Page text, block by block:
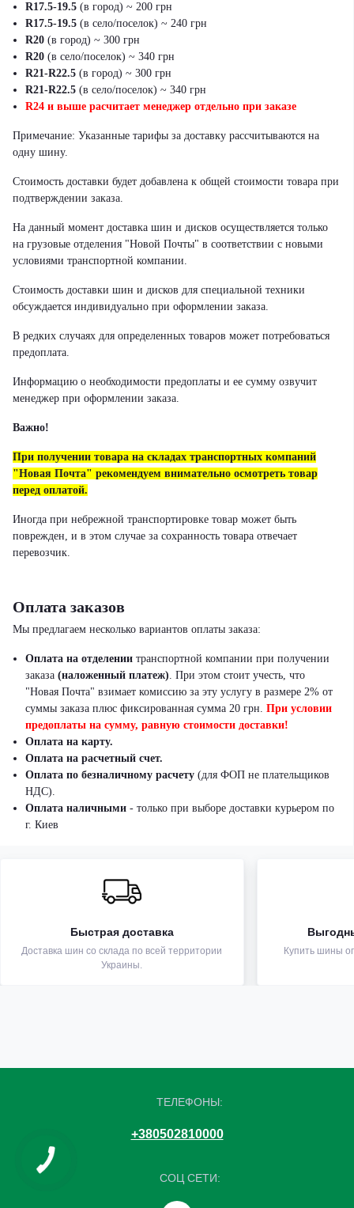
R17.5-19.5 (в город) ~ 200 грн
R17.5-19.5 (в село/поселок) ~ 240 грн
R20 (в город) ~ 300 грн
R20 (в село/поселок) ~ 340 грн
R21-R22.5 (в город) ~ 300 грн
R21-R22.5 (в село/поселок) ~ 340 грн
R24 и выше расчитает менеджер отдельно при заказе
Примечание: Указанные тарифы за доставку рассчитываются на
одну шину.
Стоимость доставки будет добавлена к общей стоимости товара при
подтверждении заказа.
На данный момент доставка шин и дисков осуществляется только
на грузовые отделения "Новой Почты" в соответствии с новыми
условиями транспортной компании.
Стоимость доставки шин и дисков для специальной техники
обсуждается индивидуально при оформлении заказа.
В редких случаях для определенных товаров может потребоваться
предоплата.
Информацию о необходимости предоплаты и ее сумму озвучит
менеджер при оформлении заказа.
Важно!
При получении товара на складах транспортных компаний
"Новая Почта" рекомендуем внимательно осмотреть товар
перед оплатой.
Иногда при небрежной транспортировке товар может быть
поврежден, и в этом случае за сохранность товара отвечает
перевозчик.
Оплата заказов
Мы предлагаем несколько вариантов оплаты заказа:
Оплата на отделении транспортной компании при получении
заказа (наложенный платеж). При этом стоит учесть, что
"Новая Почта" взимает комиссию за эту услугу в размере 2% от
суммы заказа плюс фиксированная сумма 20 грн. При условии
предоплаты на сумму, равную стоимости доставки!
Оплата на карту.
Оплата на расчетный счет.
Оплата по безналичному расчету (для ФОП не плательщиков
НДС).
Оплата наличными - только при выборе доставки курьером по
г. Киев
Быстрая доставка
Доставка шин со склада по всей территории
Украины.
Купить шины
ТЕЛЕФОНЫ:
+380502810000
СОЦ СЕТИ: